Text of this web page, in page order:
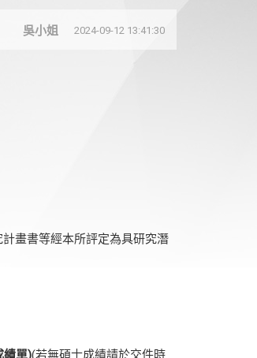
2024-09-12 13:41:30
吳小姐
畫書等經本所評定為具研究潛
績單)(若無碩士成績請於交件時